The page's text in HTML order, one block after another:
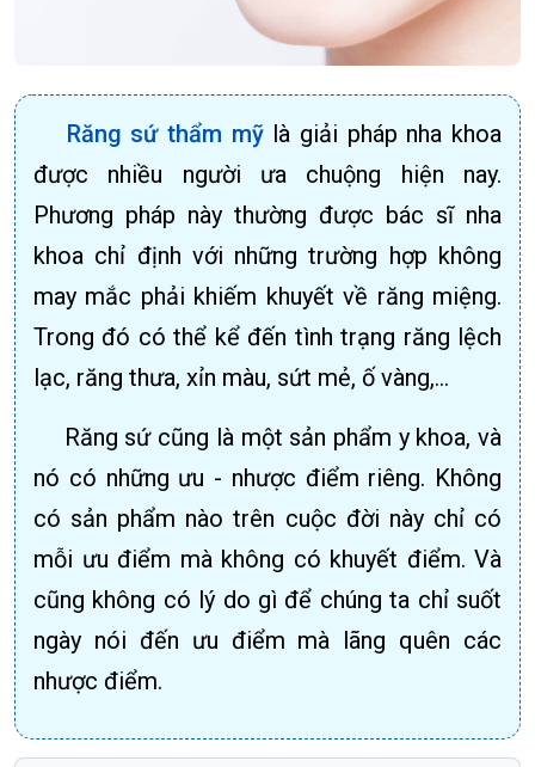
Răng sứ thẩm mỹlà giải pháp nha khoa
được nhiều người ưa chuộng hiện nay.
Phương pháp này thường được bác sĩ nha
khoa chỉ định với những trường hợp không
may mắc phải khiếm khuyết về răng miệng.
Trong đó có thể kể đến tình trạng răng lệch
lạc, răng thưa, xỉn màu, sứt mẻ, ố vàng,…
Răng sứ cũng là một sản phẩm y khoa, và
nó có những ưu - nhược điểm riêng. Không
có sản phẩm nào trên cuộc đời này chỉ có
mỗi ưu điểm mà không có khuyết điểm. Và
cũng không có lý do gì để chúng ta chỉ suốt
ngày nói đến ưu điểm mà lãng quên các
nhược điểm.